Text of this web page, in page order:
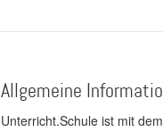
Allgemeine
Unterricht.Schule ist mit